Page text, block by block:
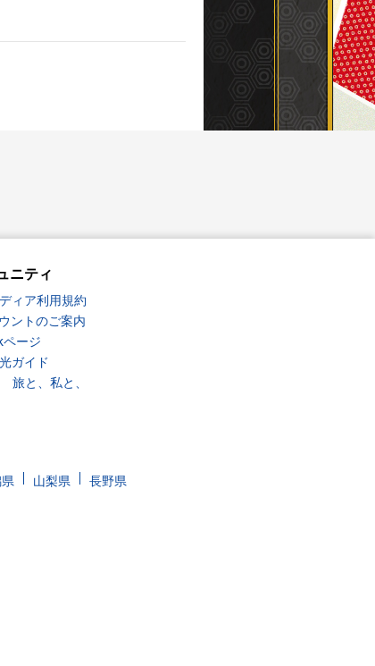
ニティ
ィア利用規約
ントのご案内
ページ
ガイド
旅と、私と、
山梨県
長野県